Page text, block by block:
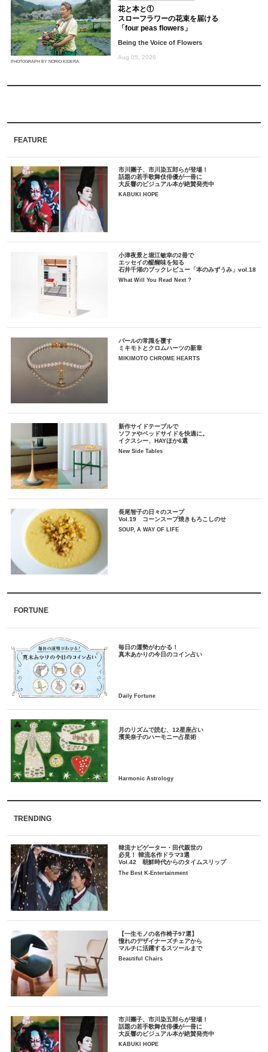
PHOTOGRAPH BY NORIO KIDERA
花と本と①
スローフラワーの花束を届ける
「four peas flowers」
Being the Voice of Flowers
Aug 05, 2026
FEATURE
市川團子、市川染五郎らが登場！
話題の若手歌舞伎俳優が一冊に
大反響のビジュアル本が絶賛発売中
KABUKI HOPE
小津夜景と堀江敏幸の2冊で
エッセイの醍醐味を知る
石井千湖のブックレビュー「本のみずうみ」vol.18
What Will You Read Next ?
パールの常識を覆す
ミキモトとクロムハーツの新章
MIKIMOTO CHROME HEARTS
新作サイドテーブルで
ソファやベッドサイドを快適に。
イクスシー、HAYほか6選
New Side Tables
長尾智子の日々のスープ
Vol.19 コーンスープ焼きもろこしのせ
SOUP, A WAY OF LIFE
FORTUNE
毎日の運勢がわかる！
月のリズムで読む、12星座占い
TRENDING
韓流ナビゲーター・田代親世の
必見！ 韓流名作ドラマ3選
Vol.42 朝鮮時代からのタイムスリップ
The Best K-Entertainment
【一生モノの名作椅子97選】
憧れのデザイナーズチェアから
マルチに活躍するスツールまで
Beautiful Chairs
市川團子、市川染五郎らが登場！
話題の若手歌舞伎俳優が一冊に
大反響のビジュアル本が絶賛発売中
KABUKI HOPE